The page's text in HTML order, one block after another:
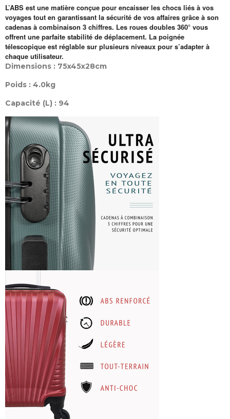
L’ABS est une matière conçue pour encaisser les chocs liés à vos
voyages tout en garantissant la sécurité de vos affaires grâce à son
cadenas à combinaison 3 chiffres. Les roues doubles 360° vous
offrent une parfaite stabilité de déplacement. La poignée
télescopique est réglable sur plusieurs niveaux pour s’adapter à
chaque utilisateur.
Dimensions : 75x45x28cm
Poids : 4.0kg
Capacité (L) : 94